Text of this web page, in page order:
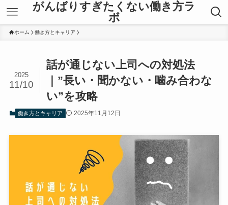
がんばりすぎたくない働き方ラ
ボ
ホーム 働き方とキャリア
話が通じない上司への対処法
｜”長い・聞かない・噛み合わな
い”を攻略
2025
11/10
働き方とキャリア 2025年11月12日